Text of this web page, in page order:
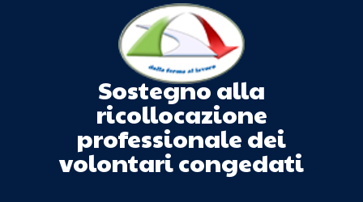
Sostegno alla
ricollocazione
professionale dei
volontari congedati